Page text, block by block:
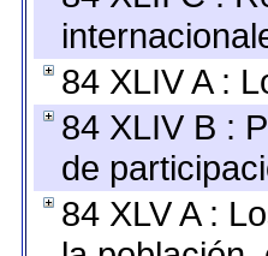
84 XLIV A :
84 XLIV B :
de
84 XLV A :